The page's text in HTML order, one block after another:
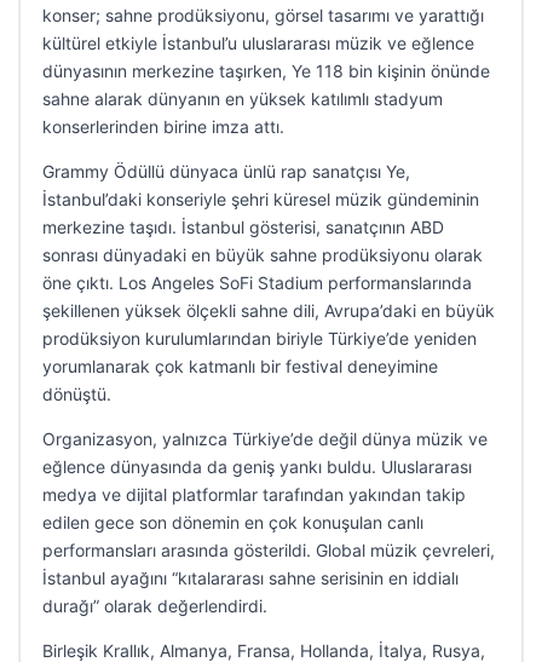
konser; sahne prodüksiyonu, görsel tasarımı ve yarattığı
kültürel etkiyle İstanbul’u uluslararası müzik ve eğlence
dünyasının merkezine taşırken, Ye 118 bin kişinin önünde
sahne alarak dünyanın en yüksek katılımlı stadyum
konserlerinden birine imza attı.
Grammy Ödüllü dünyaca ünlü rap sanatçısı Ye,
İstanbul’daki konseriyle şehri küresel müzik gündeminin
merkezine taşıdı. İstanbul gösterisi, sanatçının ABD
sonrası dünyadaki en büyük sahne prodüksiyonu olarak
öne çıktı. Los Angeles SoFi Stadium performanslarında
şekillenen yüksek ölçekli sahne dili, Avrupa’daki en büyük
prodüksiyon kurulumlarından biriyle Türkiye’de yeniden
yorumlanarak çok katmanlı bir festival deneyimine
dönüştü.
Organizasyon, yalnızca Türkiye’de değil dünya müzik ve
eğlence dünyasında da geniş yankı buldu. Uluslararası
medya ve dijital platformlar tarafından yakından takip
edilen gece son dönemin en çok konuşulan canlı
performansları arasında gösterildi. Global müzik çevreleri,
İstanbul ayağını “kıtalararası sahne serisinin en iddialı
durağı” olarak değerlendirdi.
Birleşik Krallık, Almanya, Fransa, Hollanda, İtalya, Rusya,